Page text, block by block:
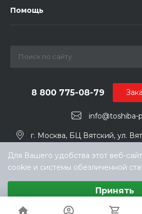
Помощь
8 800 775-08-79
info@toshiba-
г. Москва, БЦ Вятский, ул.
© ООО «ТЕХНОКЛИМАТ
Для Вашего удобства этот веб-
cookie и системы обезличенной
Аналитические/Функциональные
Принять